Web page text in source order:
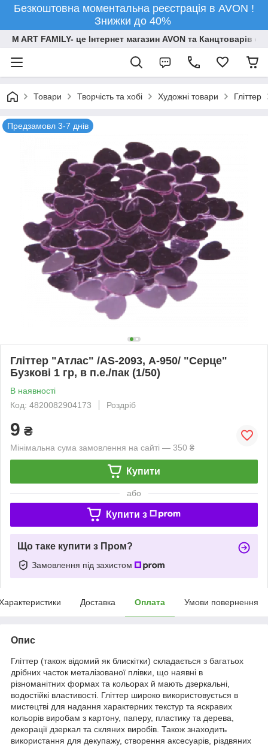
Безкоштовна моментальна реєстрація в AVON !
Знижки до 40%
M ART FAMILY- це Інтернет магазин AVON та Канцтоварів
Товари Творчiсть та хобi Художні товари Гліттер
Предзамовл 3-7 днів
Гліттер "Атлас" /AS-2093, А-950/ "Серце"
Бузкові 1 гр, в п.е./пак (1/50)
В наявності
Код: 4820082904173
Роздріб
9 ₴
Мінімальна сума замовлення на сайті — 350 ₴
Купити
або
Купити з
Що таке купити з Пром?
Замовлення під захистом
Доставка Оплата Умови повернення
Опис
Гліттер (також відомий як блискітки) складається з багатьох
дрібних часток металізованої плівки, що наявні в
різноманітних формах та кольорах й мають дзеркальні,
водостійкі властивості. Гліттер широко використовується в
мистецтві для надання характерних текстур та яскравих
кольорів виробам з картону, паперу, пластику та дерева,
декорації дзеркал та скляних виробів. Також знаходить
використання для декупажу, створення аксесуарів, різдвяних